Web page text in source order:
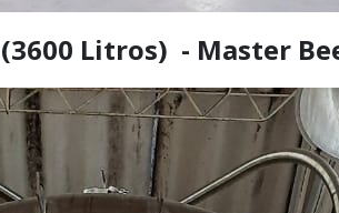
Litros) - Master